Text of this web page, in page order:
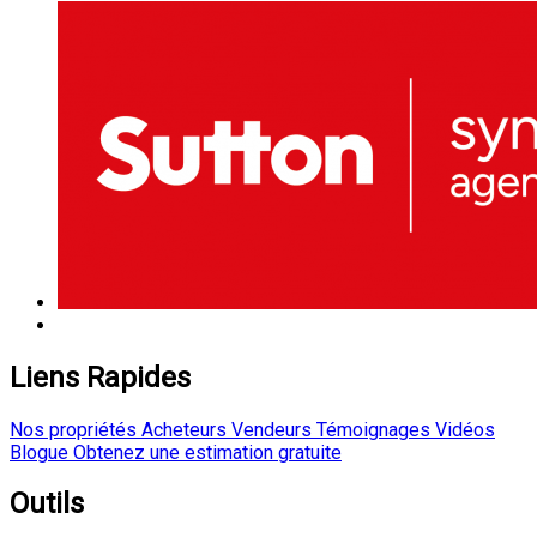
Liens Rapides
Nos propriétés Acheteurs Vendeurs Témoignages Vidéos
Blogue Obtenez une estimation gratuite
Outils